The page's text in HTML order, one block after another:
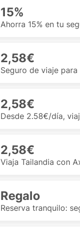
15%
Ahorra 15% en tu
2,58€
Seguro de viaje
2,58€
Desde 2.58€/día,
2,58€
Viaja Tailandia con
Regalo
Reserva tranquilo: